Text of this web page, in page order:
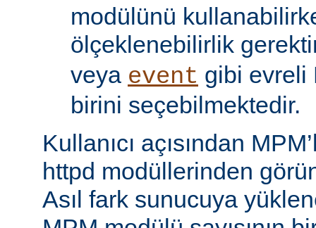
modülünü
ölçeklenebilirlik
veya event gibi evreli
birini seçebilmektedir.
Kullanıcı açısından
httpd modüllerinden
Asıl fark sunucuya